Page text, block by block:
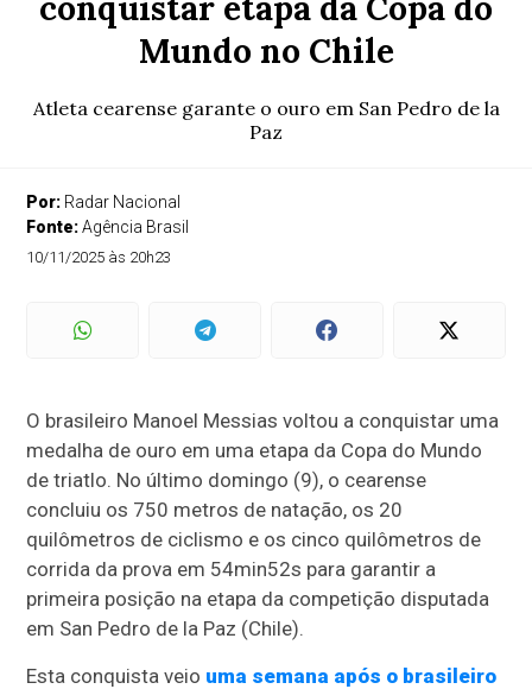
Mundo no Chile
Atleta cearense garante o ouro em San Pedro de la
Paz
Por: Radar Nacional
Fonte:Agência Brasil
10/11/2025 às 20h23
O brasileiro Manoel Messias voltou a conquistar uma
medalha de ouro em uma etapa da Copa do Mundo
de triatlo. No último domingo (9), o cearense
concluiu os 750 metros de natação, os 20
quilômetros de ciclismo e os cinco quilômetros de
corrida da prova em 54min52s para garantir a
primeira posição na etapa da competição disputada
em San Pedro de la Paz (Chile).
Esta conquista veio uma semana após o brasileiro